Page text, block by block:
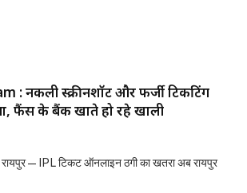
: नकली स्क्रीनशॉट और फर्जी टिकटिंग
फैंस के बैंक खाते हो रहे खाली
— IPL टिकट ऑनलाइन ठगी का खतरा अब रायपुर